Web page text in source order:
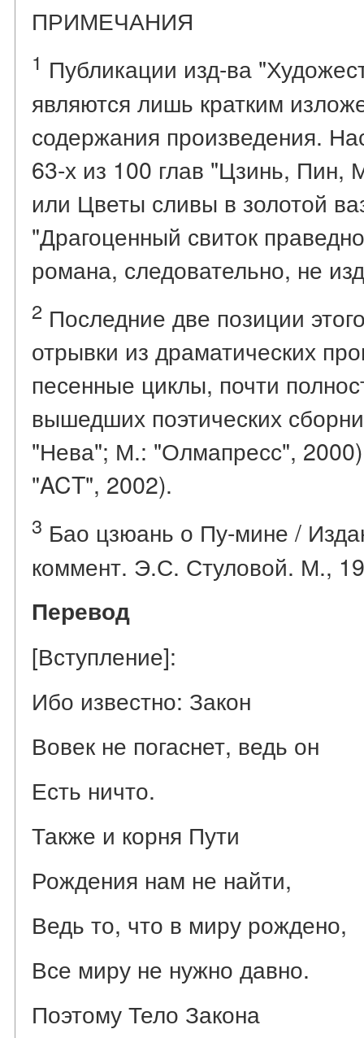
ПРИМЕЧАНИЯ
1 Публикации изд-ва
являются лишь кратким
содержания произведения.
63-х из 100 глав "Цзинь,
или Цветы сливы в золотой
"Драгоценный свиток
романа, следовательно, не
2 Последние две позиции
отрывки из драматических
песенные циклы, почти
вышедших поэтических
"Нева"; М.: "Олмапресс",
"ACT", 2002).
3 Бао цзюань о Пу-мине /
коммент. Э.С. Стуловой. М.,
Перевод
[Вступление]:
Ибо известно: Закон
Вовек не погаснет, ведь он
Есть ничто.
Также и корня Пути
Рождения нам не найти,
Ведь то, что в миру рождено,
Все миру не нужно давно.
Поэтому Тело Закона